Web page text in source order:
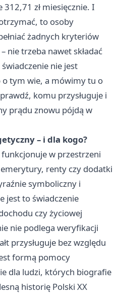
312,71 zł miesięcznie. I
to osoby
żadnych kryteriów
nie trzeba nawet składać
nie jest
o tym wie, a mówimy tu o
komu przysługuje i
prądu znowu pójdą w
– i dla kogo?
funkcjonuje w przestrzeni
renty czy dodatki
symboliczny i
jest to świadczenie
czy życiowej
nie podlega weryfikacji
przysługuje bez względu
formą pomocy
dla ludzi, których biografie
historię Polski XX